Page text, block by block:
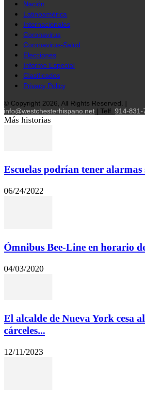
Nación
Latinoamérica
Internacionales
Coronavirus
Coronavirus-Salud
Elecciones
Informe Especial
Clasificados
Privacy Policy
© Copyright 2026, All Rights Reserved. |
info@westchesterhispano.net | Telf. 914-831-
Más historias
Escuelas podrían tener alarmas
06/24/2022
Ómnibus Bee-Line en horario
04/03/2020
El alcalde de Nueva York cesa
cárceles...
12/11/2023